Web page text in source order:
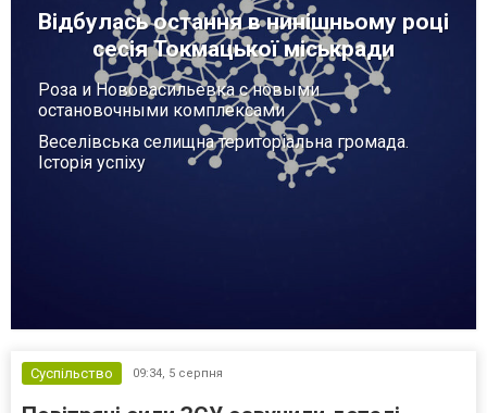
Відбулась остання в нинішньому році
сесія Токмацької міськради
Роза и Нововасильевка с новыми
остановочными комплексами
Веселівська селищна територіальна громада.
Історія успіху
Суспільство 09:34, 5 серпня